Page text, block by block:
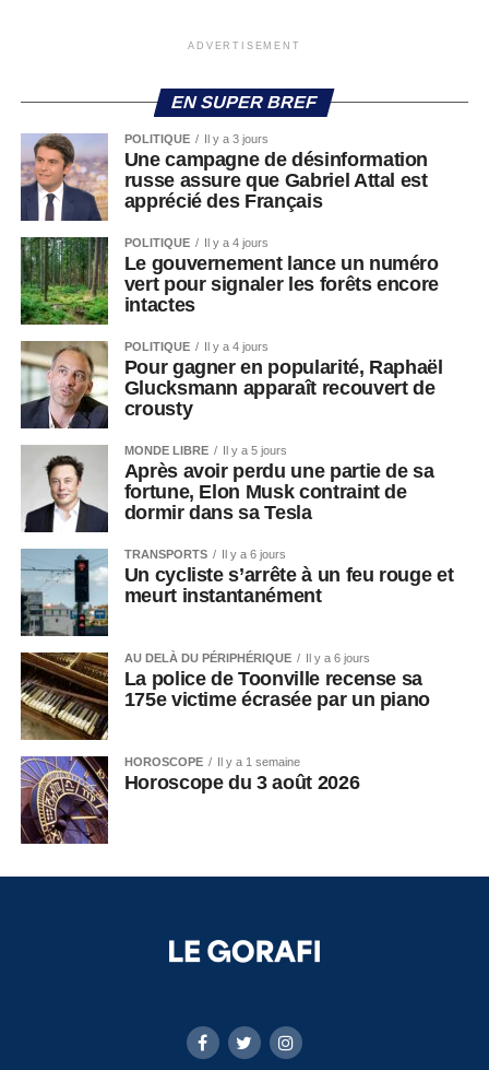
ADVERTISEMENT
EN SUPER BREF
POLITIQUE Il y a 3 jours
Une campagne de désinformation
russe assure que Gabriel Attal est
apprécié des Français
POLITIQUE Il y a 4 jours
Le gouvernement lance un numéro
vert pour signaler les forêts encore
intactes
POLITIQUE Il y a 4 jours
Pour gagner en popularité, Raphaël
Glucksmann apparaît recouvert de
crousty
MONDE LIBRE Il y a 5 jours
Après avoir perdu une partie de sa
fortune, Elon Musk contraint de
dormir dans sa Tesla
TRANSPORTS Il y a 6 jours
Un cycliste s’arrête à un feu rouge et
meurt instantanément
AU DELÀ DU PÉRIPHÉRIQUE Il y a 6 jours
La police de Toonville recense sa
175e victime écrasée par un piano
HOROSCOPE Il y a 1 semaine
Horoscope du 3 août 2026